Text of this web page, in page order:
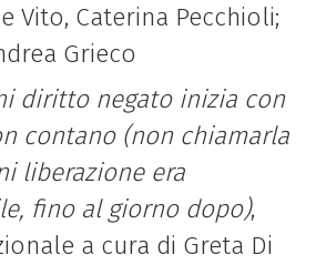
Vito, Caterina Pecchioli;
Grieco
diritto negato inizia con
contano (non chiamarla
liberazione era
fino al giorno dopo),
a cura di Greta Di